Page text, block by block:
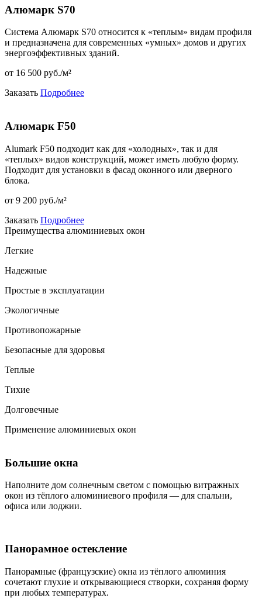
Алюмарк S70
Система Алюмарк S70 относится к «теплым» видам профиля
и предназначена для современных «умных» домов и других
энергоэффективных зданий.
от 16 500 pуб./м²
Заказать Подробнее
Алюмарк F50
Alumark F50 подходит как для «холодных», так и для
«теплых» видов конструкций, может иметь любую форму.
Подходит для установки в фасад оконного или дверного
блока.
от 9 200 pуб./м²
Заказать Подробнее
Преимущества алюминиевых окон
Легкие
Надежные
Простые в эксплуатации
Экологичные
Противопожарные
Безопасные для здоровья
Теплые
Тихие
Долговечные
Применение алюминиевых окон
Большие окна
Наполните дом солнечным светом с помощью витражных
окон из тёплого алюминиевого профиля — для спальни,
офиса или лоджии.
Панорамное остекление
Панорамные (французские) окна из тёплого алюминия
сочетают глухие и открывающиеся створки, сохраняя форму
при любых температурах.